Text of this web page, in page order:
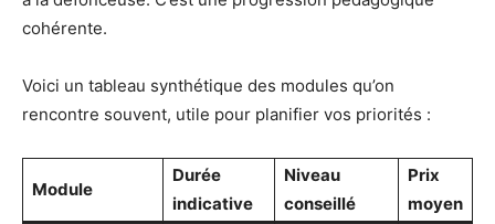
cohérente.
Voici un tableau synthétique des modules qu’on
rencontre souvent, utile pour planifier vos priorités :
Module
Durée
indicative
Niveau
conseillé
Prix
moyen